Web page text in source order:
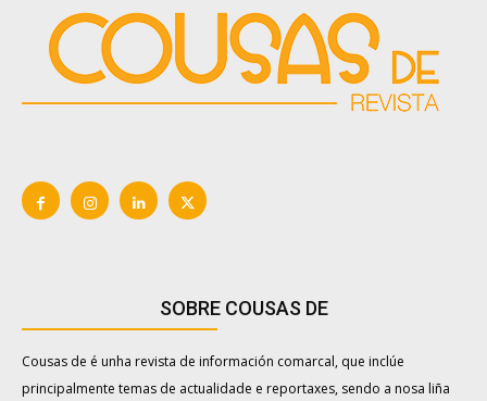
SOBRE COUSAS DE
Cousas de é unha revista de información comarcal, que inclúe
principalmente temas de actualidade e reportaxes, sendo a nosa liña